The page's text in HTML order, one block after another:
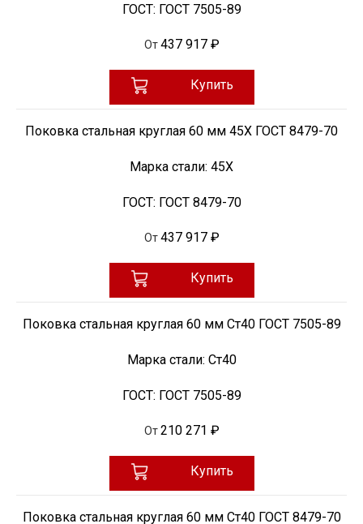
ГОСТ: ГОСТ 7505-89
От 437 917 ₽
Купить
Поковка стальная круглая 60 мм 45Х ГОСТ 8479-70
Марка стали: 45Х
ГОСТ: ГОСТ 8479-70
От 437 917 ₽
Купить
Поковка стальная круглая 60 мм Ст40 ГОСТ 7505-89
Марка стали: Ст40
ГОСТ: ГОСТ 7505-89
От 210 271 ₽
Купить
Поковка стальная круглая 60 мм Ст40 ГОСТ 8479-70